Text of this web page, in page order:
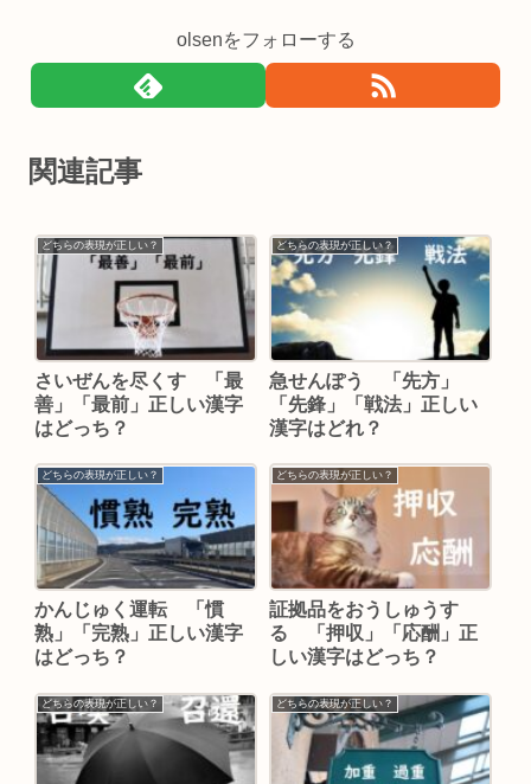
olsenをフォローする
関連記事
どちらの表現が正しい？
さいぜんを尽くす 「最
善」「最前」正しい漢字
はどっち？
どちらの表現が正しい？
急せんぽう 「先方」
「先鋒」「戦法」正しい
漢字はどれ？
どちらの表現が正しい？
かんじゅく運転 「慣
熟」「完熟」正しい漢字
はどっち？
どちらの表現が正しい？
証拠品をおうしゅうす
る 「押収」「応酬」正
しい漢字はどっち？
どちらの表現が正しい？ どちらの表現が正しい？